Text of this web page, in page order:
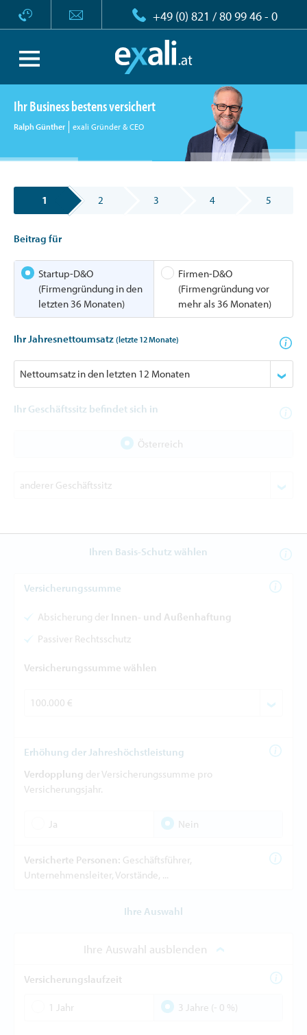
+49 (0) 821 / 80 99 46 - 0
Ihr Business bestens versichert
Ralph Günther exali Gründer & CEO
1 2 3 4 5
Beitrag für
Startup-D&O
(Firmengründung in den
letzten 36 Monaten)
Firmen-D&O
(Firmengründung vor
mehr als 36 Monaten)
Ihr Jahresnettoumsatz (letzte 12 Monate)
Ihr Geschäftssitz befindet sich in
Österreich
Ihren Basis-Schutz wählen
Versicherungssumme
Absicherung der Innen- und Außenhaftung
Passiver Rechtsschutz
Versicherungssumme wählen
Erhöhung der Jahreshöchstleistung
Verdopplung der Versicherungssumme pro
Versicherungsjahr.
Ja Nein
Versicherte Personen: Geschäftsführer,
Unternehmensleiter, Vorstände, ...
Ihre Auswahl
Ihre Auswahl ausblenden
Versicherungslaufzeit
1 Jahr 3 Jahre (- 0 %)